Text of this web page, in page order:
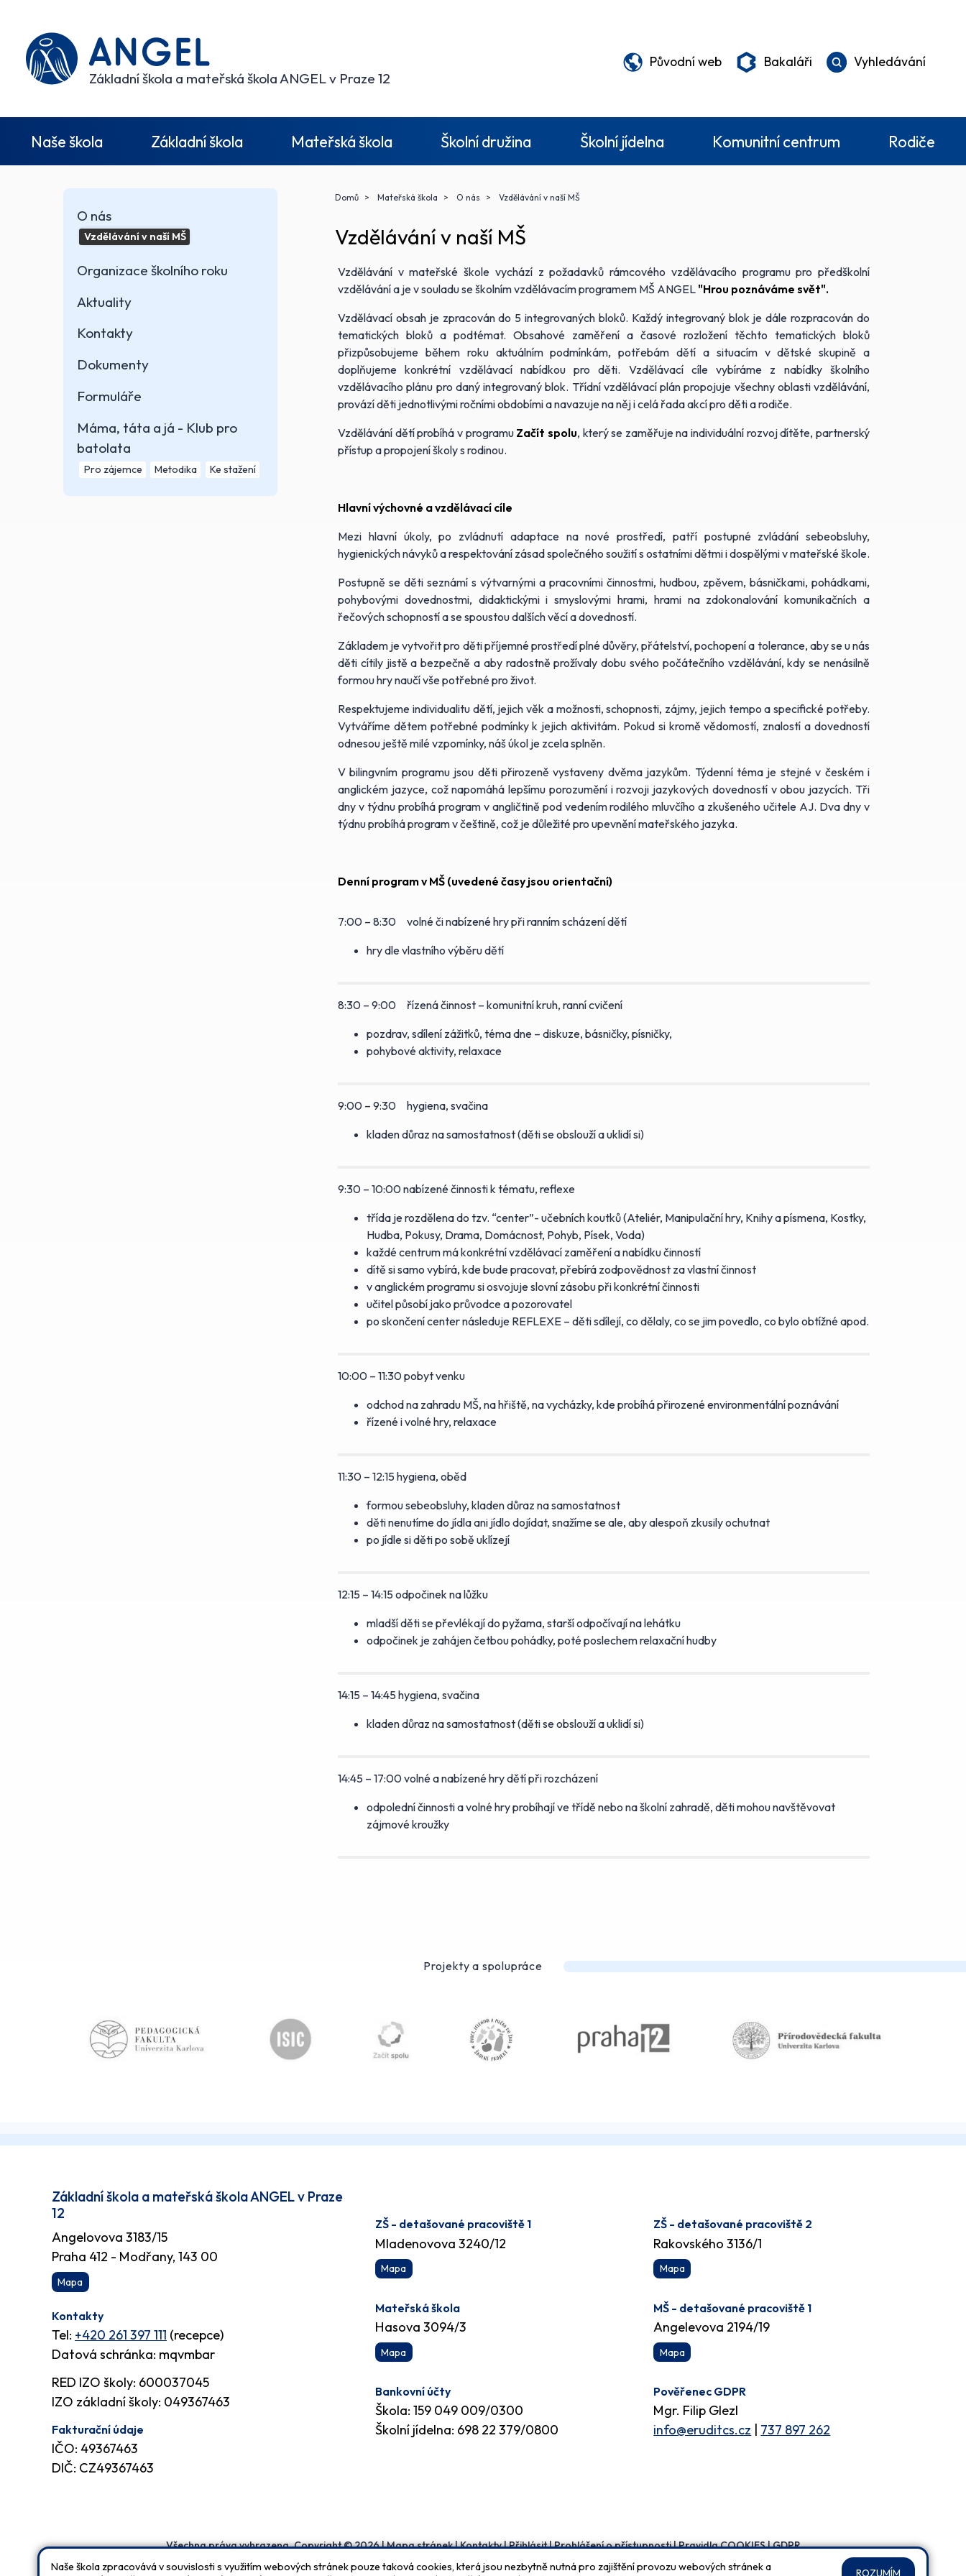
Základní škola a mateřská škola ANGEL v Praze 12
Původní web Bakaláři Vyhledávání
Naše škola Základní škola Mateřská škola Školní družina Školní jídelna Komunitní centrum Rodiče
O nás
Vzdělávání v naší MŠ
Organizace školního roku
Aktuality
Kontakty
Dokumenty
Formuláře
Máma, táta a já - Klub pro
batolata
Pro zájemce Metodika Ke stažení
Domů Mateřská škola O nás Vzdělávání v naší MŠ
Vzdělávání v naší MŠ
Vzdělávání v mateřské škole vychází z požadavků rámcového vzdělávacího programu pro předškolní
vzdělávání a je v souladu se školním vzdělávacím programem MŠ ANGEL "Hrou poznáváme svět".
Vzdělávací obsah je zpracován do 5 integrovaných bloků. Každý integrovaný blok je dále rozpracován do
tematických bloků a podtémat. Obsahové zaměření a časové rozložení těchto tematických bloků
přizpůsobujeme během roku aktuálním podmínkám, potřebám dětí a situacím v dětské skupině a
doplňujeme konkrétní vzdělávací nabídkou pro děti. Vzdělávací cíle vybíráme z nabídky školního
vzdělávacího plánu pro daný integrovaný blok. Třídní vzdělávací plán propojuje všechny oblasti vzdělávání,
provází děti jednotlivými ročními obdobími a navazuje na něj i celá řada akcí pro děti a rodiče.
Vzdělávání dětí probíhá v programu Začít spolu, který se zaměřuje na individuální rozvoj dítěte, partnerský
přístup a propojení školy s rodinou.
Hlavní výchovné a vzdělávací cíle
Mezi hlavní úkoly, po zvládnutí adaptace na nové prostředí, patří postupné zvládání sebeobsluhy,
hygienických návyků a respektování zásad společného soužití s ostatními dětmi i dospělými v mateřské škole.
Postupně se děti seznámí s výtvarnými a pracovními činnostmi, hudbou, zpěvem, básničkami, pohádkami,
pohybovými dovednostmi, didaktickými i smyslovými hrami, hrami na zdokonalování komunikačních a
řečových schopností a se spoustou dalších věcí a dovedností.
Základem je vytvořit pro děti příjemné prostředí plné důvěry, přátelství, pochopení a tolerance, aby se u nás
děti cítily jistě a bezpečně a aby radostně prožívaly dobu svého počátečního vzdělávání, kdy se nenásilně
formou hry naučí vše potřebné pro život.
Respektujeme individualitu dětí, jejich věk a možnosti, schopnosti, zájmy, jejich tempo a specifické potřeby.
Vytváříme dětem potřebné podmínky k jejich aktivitám. Pokud si kromě vědomostí, znalostí a dovedností
odnesou ještě milé vzpomínky, náš úkol je zcela splněn.
V bilingvním programu jsou děti přirozeně vystaveny dvěma jazykům. Týdenní téma je stejné v českém i
anglickém jazyce, což napomáhá lepšímu porozumění i rozvoji jazykových dovedností v obou jazycích. Tři
dny v týdnu probíhá program v angličtině pod vedením rodilého mluvčího a zkušeného učitele AJ. Dva dny v
týdnu probíhá program v češtině, což je důležité pro upevnění mateřského jazyka.
Denní program v MŠ (uvedené časy jsou orientační)
7:00 – 8:30 volné či nabízené hry při ranním scházení dětí
hry dle vlastního výběru dětí
8:30 – 9:00 řízená činnost – komunitní kruh, ranní cvičení
pozdrav, sdílení zážitků, téma dne – diskuze, básničky, písničky,
pohybové aktivity, relaxace
9:00 – 9:30 hygiena, svačina
kladen důraz na samostatnost (děti se obslouží a uklidí si)
9:30 – 10:00 nabízené činnosti k tématu, reflexe
třída je rozdělena do tzv. “center”- učebních koutků (Ateliér, Manipulační hry, Knihy a písmena, Kostky,
Hudba, Pokusy, Drama, Domácnost, Pohyb, Písek, Voda)
každé centrum má konkrétní vzdělávací zaměření a nabídku činností
dítě si samo vybírá, kde bude pracovat, přebírá zodpovědnost za vlastní činnost
v anglickém programu si osvojuje slovní zásobu při konkrétní činnosti
učitel působí jako průvodce a pozorovatel
po skončení center následuje REFLEXE – děti sdílejí, co dělaly, co se jim povedlo, co bylo obtížné apod.
10:00 – 11:30 pobyt venku
odchod na zahradu MŠ, na hřiště, na vycházky, kde probíhá přirozené environmentální poznávání
řízené i volné hry, relaxace
11:30 – 12:15 hygiena, oběd
formou sebeobsluhy, kladen důraz na samostatnost
děti nenutíme do jídla ani jídlo dojídat, snažíme se ale, aby alespoň zkusily ochutnat
po jídle si děti po sobě uklízejí
12:15 – 14:15 odpočinek na lůžku
mladší děti se převlékají do pyžama, starší odpočívají na lehátku
odpočinek je zahájen četbou pohádky, poté poslechem relaxační hudby
14:15 – 14:45 hygiena, svačina
kladen důraz na samostatnost (děti se obslouží a uklidí si)
14:45 – 17:00 volné a nabízené hry dětí při rozcházení
odpolední činnosti a volné hry probíhají ve třídě nebo na školní zahradě, děti mohou navštěvovat
zájmové kroužky
Projekty a spolupráce
Základní škola a mateřská škola ANGEL v Praze
12
Angelovova 3183/15
Praha 412 - Modřany, 143 00
Mapa
Kontakty
Tel: +420 261 397 111 (recepce)
Datová schránka: mqvmbar
RED IZO školy: 600037045
IZO základní školy: 049367463
Fakturační údaje
IČO: 49367463
DIČ: CZ49367463
ZŠ - detašované pracoviště 1
Mladenovova 3240/12
Mapa
Mateřská škola
Hasova 3094/3
Mapa
Bankovní účty
Škola: 159 049 009/0300
Školní jídelna: 698 22 379/0800
ZŠ - detašované pracoviště 2
Rakovského 3136/1
Mapa
MŠ - detašované pracoviště 1
Angelevova 2194/19
Mapa
Pověřenec GDPR
Mgr. Filip Glezl
info@eruditcs.cz
737 897 262
Všechna práva vyhrazena. Copyright © 2026 |Mapa stránek|Kontakty|Přihlásit|Prohlášení o přístupnosti|Pravidla COOKIES|GDPR
Naše škola zpracovává v souvislosti s využitím webových stránek pouze taková cookies, která jsou nezbytně nutná pro zajištění provozu webových stránek a
ROZUMÍM